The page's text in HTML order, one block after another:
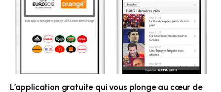
L’application gratuite qui vous plonge au cœur de